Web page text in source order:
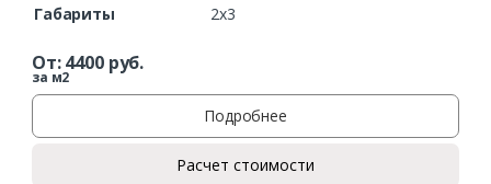
Габариты
2х3
От:4400руб.
за м2
Подробнее
Расчет стоимости